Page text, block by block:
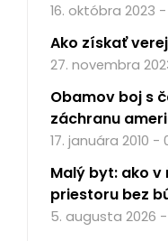
16. októbra 2023
Ako získať
27. novembra
Obamov boj s
záchranu
17. januára 2010 -
Malý byt: ako
priestoru bez
5. augusta 2026 -